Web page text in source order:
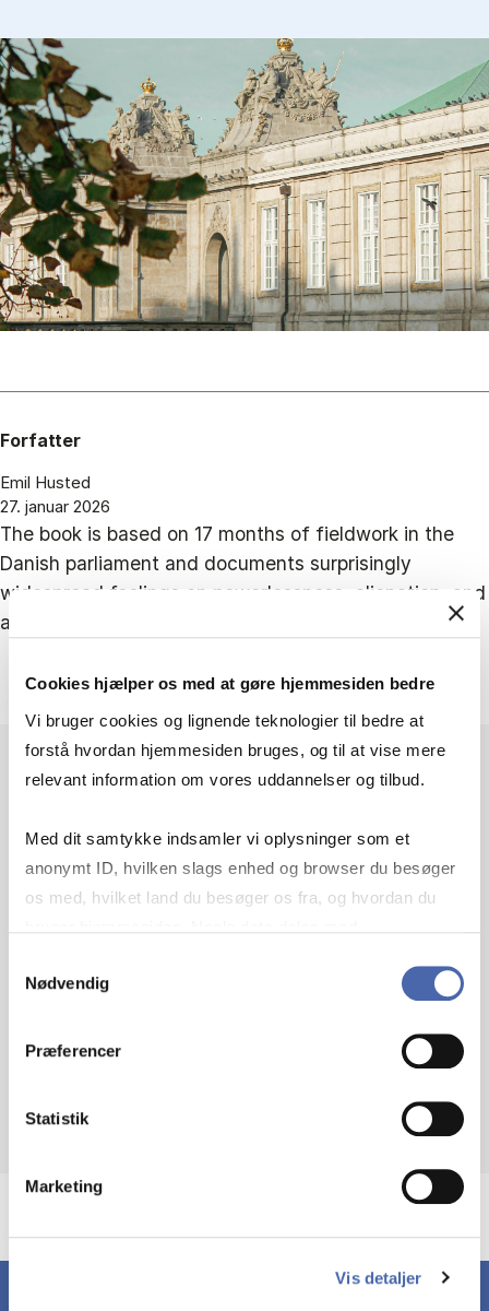
Cookies hjælper os med at gøre hjemmesiden bedre
Vi bruger cookies og lignende teknologier til bedre at
forstå hvordan hjemmesiden bruges, og til at vise mere
relevant information om vores uddannelser og tilbud.
Med dit samtykke indsamler vi oplysninger som et
anonymt ID, hvilken slags enhed og browser du besøger
os med, hvilket land du besøger os fra, og hvordan du
markedsføring. Du bestemmer selv - og kan altid trække
Nødvendig
Præferencer
Statistik
Marketing
Vis detaljer
Forfatter
Emil Husted
27. januar 2026
The book is based on 17 months of fieldwork in the
Danish parliament and documents surprisingly
widespread feelings on powerlessness, alienation, and
an overall lack of wellbeing among MPs and staff.
FIND THE BOOK AT
DJØF